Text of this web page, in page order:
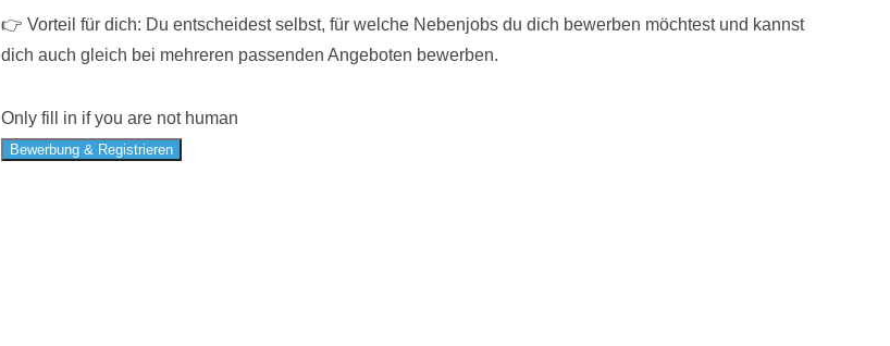
👉 Vorteil für dich: Du entscheidest selbst, für welche Nebenjobs du dich bewerben möchtest und kannst
dich auch gleich bei mehreren passenden Angeboten bewerben.
Only fill in if you are not human